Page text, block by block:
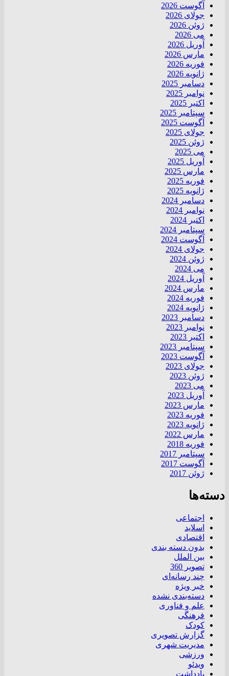
آگوست 2026
جولای 2026
ژوئن 2026
می 2026
آوریل 2026
مارس 2026
فوریه 2026
ژانویه 2026
دسامبر 2025
نوامبر 2025
اکتبر 2025
سپتامبر 2025
آگوست 2025
جولای 2025
ژوئن 2025
می 2025
آوریل 2025
مارس 2025
فوریه 2025
ژانویه 2025
دسامبر 2024
نوامبر 2024
اکتبر 2024
سپتامبر 2024
آگوست 2024
جولای 2024
ژوئن 2024
می 2024
آوریل 2024
مارس 2024
فوریه 2024
ژانویه 2024
دسامبر 2023
نوامبر 2023
اکتبر 2023
سپتامبر 2023
آگوست 2023
جولای 2023
ژوئن 2023
می 2023
آوریل 2023
مارس 2023
فوریه 2023
ژانویه 2023
مارس 2022
فوریه 2018
سپتامبر 2017
آگوست 2017
ژوئن 2017
دسته‌ها
اجتماعی
اسلاید
اقتصادی
بدون دسته بندی
بین الملل
تصویر 360
چند رسانه‌ای
خبر ویژه
دسته‌بندی نشده
علم و فناوری
فرهنگی
کودک
گزارش تصویری
مدیریت شهری
ورزشی
ویدئو
یادداشت